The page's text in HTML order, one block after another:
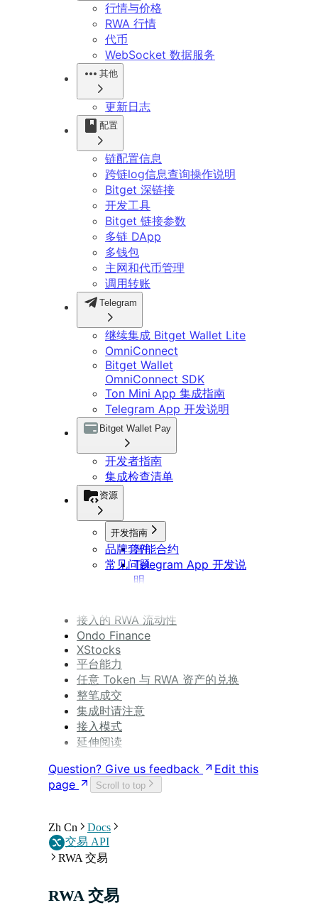
行情与价格
RWA 行情
代币
WebSocket 数据服务
其他
更新日志
配置
链配置信息
跨链log信息查询操作说明
Bitget 深链接
开发工具
Bitget 链接参数
多链 DApp
多钱包
主网和代币管理
调用转账
Telegram
继续集成 Bitget Wallet Lite
OmniConnect
Bitget Wallet
OmniConnect SDK
Ton Mini App 集成指南
Telegram App 开发说明
Bitget Wallet Pay
开发者指南
集成检查清单
资源
开发指南
智能合约
Telegram App 开发说
明
品牌套件
常见问题
接入的 RWA 流动性
Ondo Finance
XStocks
平台能力
任意 Token 与 RWA 资产的兑换
整笔成交
集成时请注意
接入模式
延伸阅读
Question? Give us feedback
Edit this
page
Scroll to top
Zh Cn
Docs
交易 API
RWA 交易
RWA 交易